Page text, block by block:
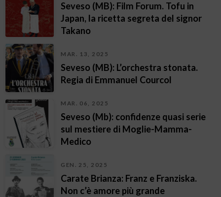
Seveso (MB): Film Forum. Tofu in
Japan, la ricetta segreta del signor
Takano
MAR. 13, 2025
Seveso (MB): L’orchestra stonata.
Regia di Emmanuel Courcol
MAR. 06, 2025
Seveso (Mb): confidenze quasi serie
sul mestiere di Moglie-Mamma-
Medico
GEN. 25, 2025
Carate Brianza: Franz e Franziska.
Non c’è amore più grande